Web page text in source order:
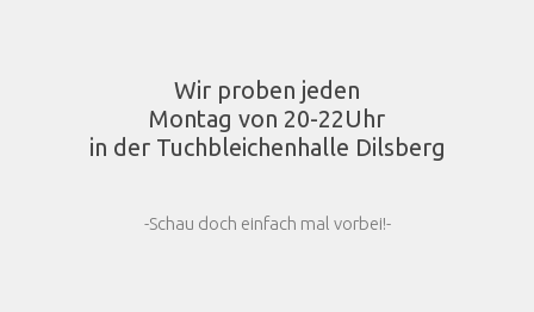
Wir proben jeden
Montag von 20-22Uhr
in der Tuchbleichenhalle Dilsberg
-Schau doch einfach mal vorbei!-